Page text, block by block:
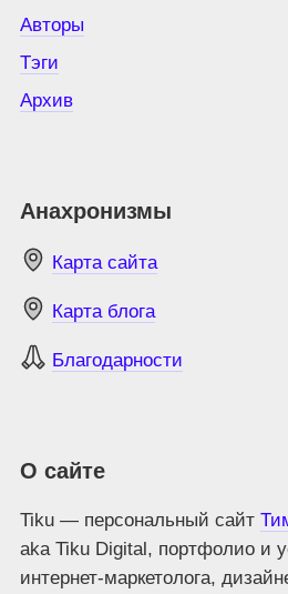
О сайте
Tiku — персональный сайт
aka Tiku Digital, портфолио и
интернет‑маркетолога,
Авторы
Тэги
Архив
Анахронизмы
Карта сайта
Карта блога
Благодарности